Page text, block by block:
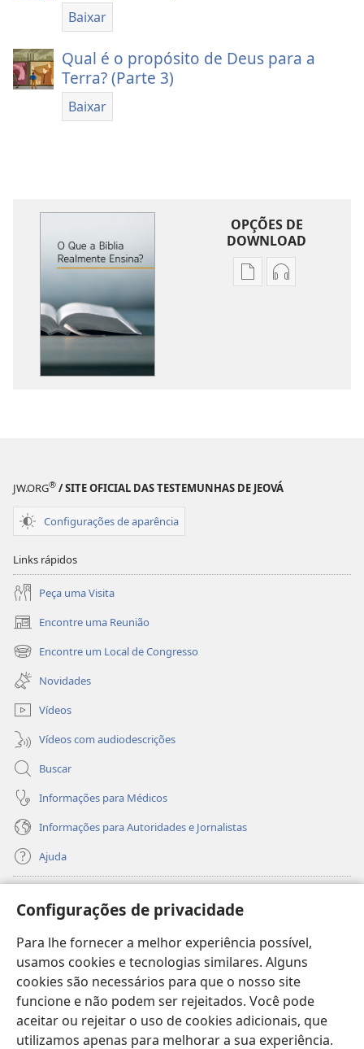
Configurações de privacidade
Para lhe fornecer a melhor experiência possível,
usamos cookies e tecnologias similares. Alguns
cookies são necessários para que o nosso site
funcione e não podem ser rejeitados. Você pode
aceitar ou rejeitar o uso de cookies adicionais, que
utilizamos apenas para melhorar a sua experiência.
Baixar
Qual é o propósito de Deus para a
Terra? (Parte 3)
Baixar
OPÇÕES DE
DOWNLOAD
Opções
Ensina?
Opções
Ensina?
JW.ORG® / SITE OFICIAL DAS TESTEMUNHAS DE JEOVÁ
Configurações de aparência
Links rápidos
Peça uma Visita
Encontre uma Reunião
(abre
nova
janela)
Encontre um Local de Congresso
(abre
nova
janela)
Novidades
Vídeos
Vídeos com audiodescrições
Buscar
Informações para Médicos
Informações para Autoridades e Jornalistas
Ajuda
(abre
nova
janela)
Biblioteca On-line da Torre de Vigia™
(abre
nova
janela)JW Hub
(abre
nova
janela)JW Library